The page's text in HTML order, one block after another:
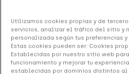
Bluecube Memory On, 60
18.05 €
Utilizamos cookies propias y de
servicios, analizar el tráfico del sitio y
personalizada según tus preferencias
Estas cookies pueden ser: Cookies
Establecidas por nuestro sitio web
funcionamiento y mejorar tu
establecidas por dominios distintos al